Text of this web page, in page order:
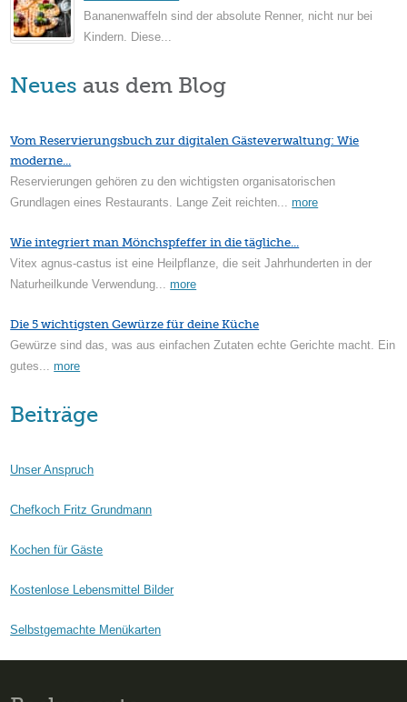
Bananenwaffeln sind der absolute Renner, nicht nur bei
Kindern. Diese...
Neues aus dem Blog
Vom Reservierungsbuch zur digitalen Gästeverwaltung: Wie
moderne...
Reservierungen gehören zu den wichtigsten organisatorischen
Grundlagen eines Restaurants. Lange Zeit reichten...more
Wie integriert man Mönchspfeffer in die tägliche...
Vitex agnus-castus ist eine Heilpflanze, die seit Jahrhunderten in der
Naturheilkunde Verwendung...more
Die 5 wichtigsten Gewürze für deine Küche
Gewürze sind das, was aus einfachen Zutaten echte Gerichte macht. Ein
gutes...more
Beiträge
Unser Anspruch
Chefkoch Fritz Grundmann
Kochen für Gäste
Kostenlose Lebensmittel Bilder
Selbstgemachte Menükarten